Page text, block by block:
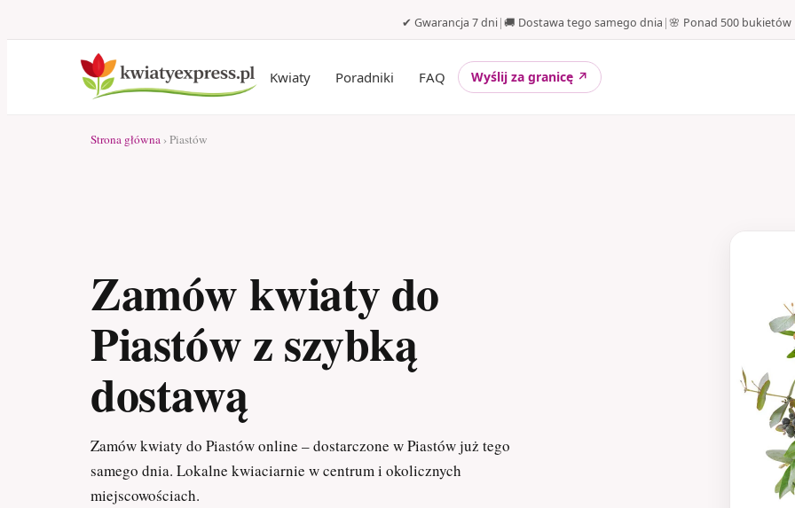
✔ Gwarancja 7 dni|🚚 Dostawa tego samego dnia |🌸 Ponad 500 bukietów
Kwiaty Poradniki FAQ Wyślij za granicę ↗
Strona główna › Piastów
Zamów kwiaty do
Piastów z szybką
dostawą
Zamów kwiaty do Piastów online – dostarczone w Piastów już tego
samego dnia. Lokalne kwiaciarnie w centrum i okolicznych
miejscowościach.